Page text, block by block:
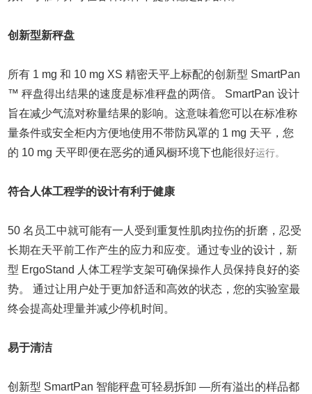
创新型新秤盘
所有 1 mg 和 10 mg XS 精密天平上标配的创新型 SmartPan
™ 秤盘得出结果的速度是标准秤盘的两倍。 SmartPan 设计
旨在减少气流对称量结果的影响。这意味着您可以在标准称
量条件或安全柜内方便地使用不带防风罩的 1 mg 天平，您
的 10 mg 天平即便在恶劣的通风橱环境下也能很好运行。
符合人体工程学的设计有利于健康
50名员工中就可能有一人受到重复性肌肉拉伤的折磨，忍受
长期在天平前工作产生的应力和应变。通过专业的设计，新
型 ErgoStand 人体工程学支架可确保操作人员保持良好的姿
势。 通过让用户处于更加舒适和高效的状态，您的实验室最
终会提高处理量并减少停机时间。
易于清洁
创新型 SmartPan 智能秤盘可轻易拆卸—所有溢出的样品都